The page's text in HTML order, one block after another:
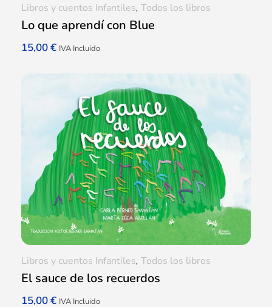
Lo que aprendí con Blue
15,00€ IVA Incluido
Libros y cuentos Infantiles, Todos los libros
El sauce de los recuerdos
15,00€ IVA Incluido
Libros y cuentos Infantiles, Todos los libros